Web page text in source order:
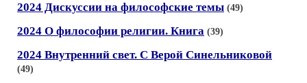
2024 Дискуссии на философские темы (49)
2024 О философии религии. Книга (39)
2024 Внутренний свет. С Верой Синельниковой
(49)